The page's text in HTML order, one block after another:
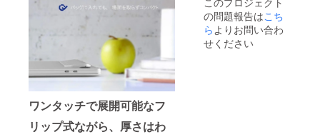
ワンタッチで展開可能なフ
リップ式ながら、厚さはわ
の問題報告はこち
らよりお問い合わ
せください